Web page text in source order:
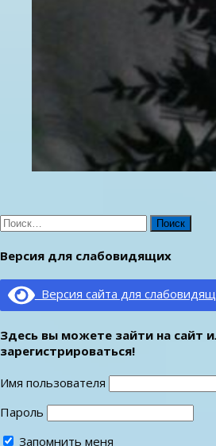
Найти:
Версия для слабовидящих
Версия сайта для
Здесь вы можете зайти на сайт
зарегистрироваться!
Имя пользователя
Пароль
Запомнить меня